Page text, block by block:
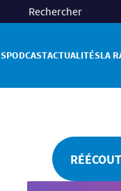
PODCASTACTUALITÉSLA